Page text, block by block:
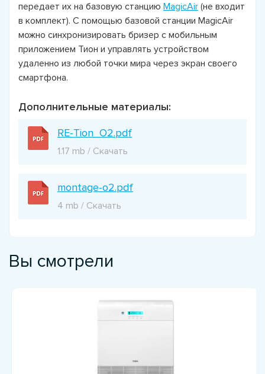
передает их на базовую станцию MagicAir (не входит
в комплект). С помощью базовой станции MagicAir
можно синхронизировать бризер с мобильным
приложением Тион и управлять устройством
удаленно из любой точки мира через экран своего
смартфона.
Дополнительные материалы:
RE-Tion_O2.pdf
1.17 mb / Скачать
montage-o2.pdf
4 mb / Скачать
Вы смотрели